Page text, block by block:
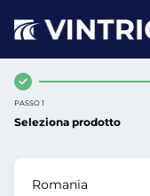
PASSO 1
Seleziona prodotto
Romania